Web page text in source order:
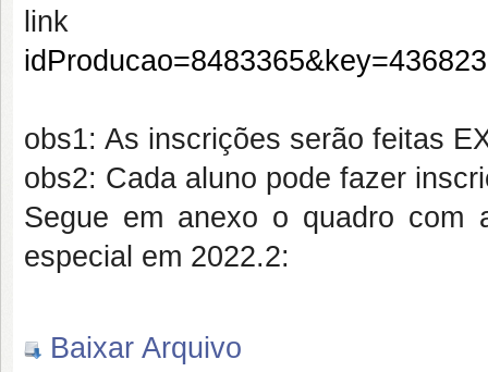
obs1: As inscrições serão feitas
obs2: Cada aluno pode fazer
Segue em anexo o quadro com
especial em 2022.2:
Baixar Arquivo